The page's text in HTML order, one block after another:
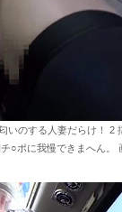
いのする人妻だらけ！ 2
○ポに我慢できまへん。